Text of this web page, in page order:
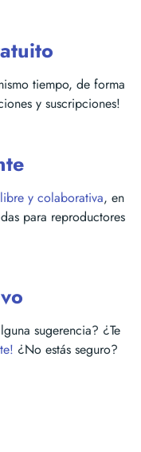
tiempo, de forma
y suscripciones!
y colaborativa, en
para reproductores
sugerencia? ¿Te
¿No estás seguro?